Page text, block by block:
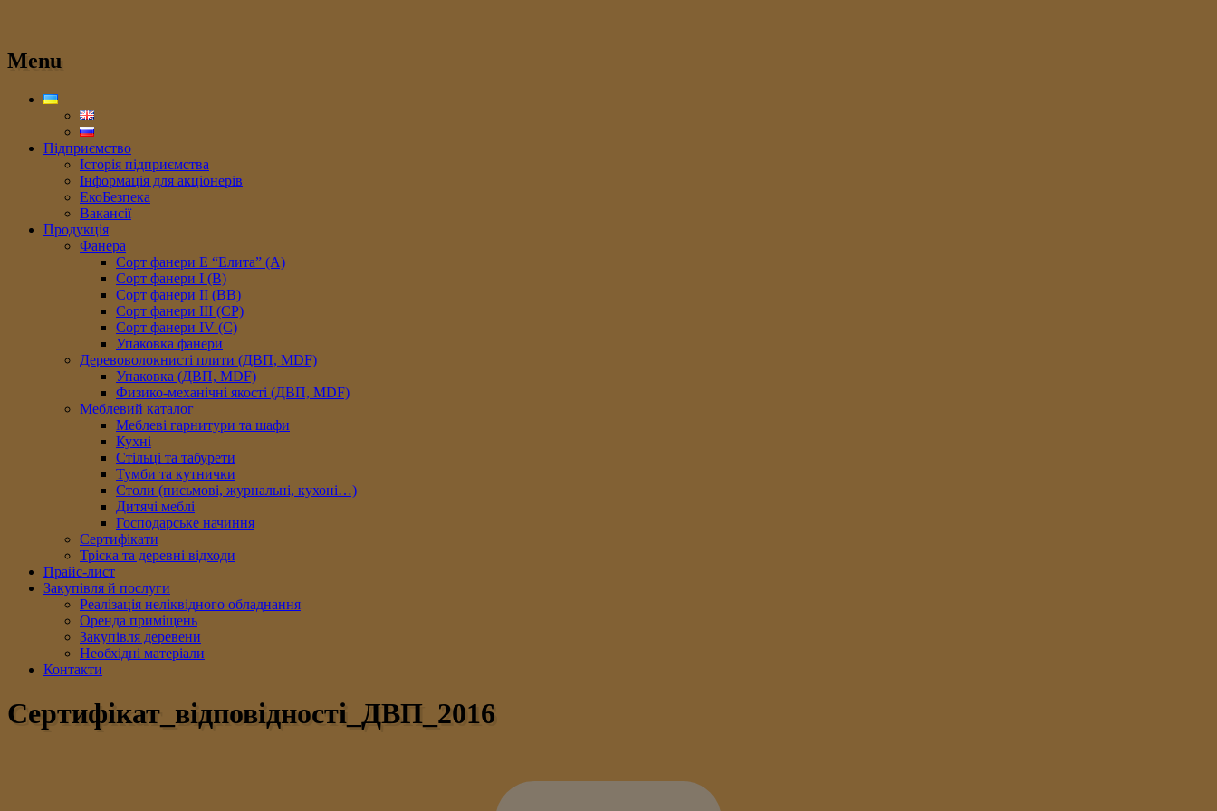
Menu
Підприємство
Історія підприємства
Інформація для акціонерів
ЕкоБезпека
Вакансії
Продукція
Фанера
Сорт фанери E “Елита” (A)
Сорт фанери I (В)
Сорт фанери II (ВB)
Сорт фанери III (CP)
Сорт фанери IV (C)
Упаковка фанери
Деревоволокнисті плити (ДВП, MDF)
Упаковка (ДВП, MDF)
Физико-механічні якості (ДВП, MDF)
Меблевий каталог
Меблеві гарнитури та шафи
Кухні
Стільці та табурети
Тумби та кутнички
Столи (письмові, журнальні, кухоні…)
Дитячі меблі
Господарське начиння
Сертифікати
Тріска та деревні відходи
Прайс-лист
Закупівля й послуги
Реалізація неліквідного обладнання
Оренда приміщень
Закупівля деревени
Необхідні матеріали
Контакти
Сертифiкат_вiдповiдностi_ДВП_2016